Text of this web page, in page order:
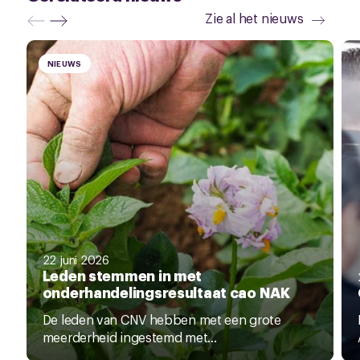
Zie al het nieuws
NIEUWS
22 juni 2026
Leden stemmen in met
onderhandelingsresultaat cao NAK
De leden van CNV hebben met een grote
meerderheid ingestemd met...